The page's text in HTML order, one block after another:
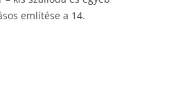
említése a 14.